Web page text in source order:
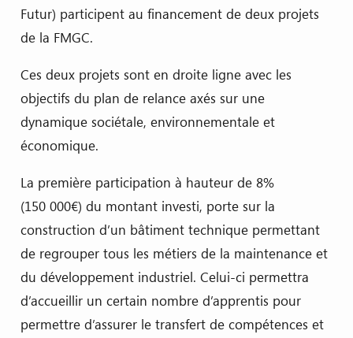
Futur) participent au financement de deux projets
de la FMGC.
Ces deux projets sont en droite ligne avec les
objectifs du plan de relance axés sur une
dynamique sociétale, environnementale et
économique.
La première participation à hauteur de 8%
(150 000€) du montant investi, porte sur la
construction d’un bâtiment technique permettant
de regrouper tous les métiers de la maintenance et
du développement industriel. Celui-ci permettra
d’accueillir un certain nombre d’apprentis pour
permettre d’assurer le transfert de compétences et